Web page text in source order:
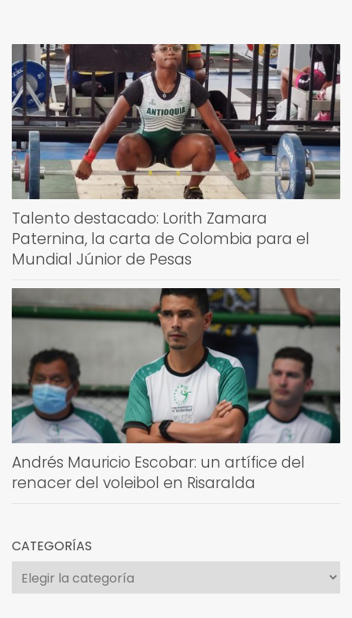
Talento destacado: Lorith Zamara
Paternina, la carta de Colombia para el
Mundial Júnior de Pesas
Andrés Mauricio Escobar: un artífice del
renacer del voleibol en Risaralda
CATEGORÍAS
Categorías